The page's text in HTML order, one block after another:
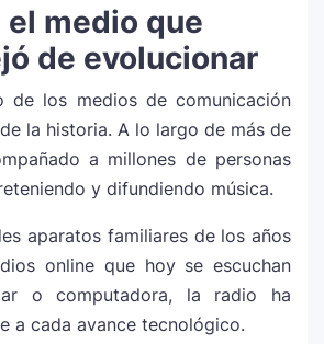
el medio que
de evolucionar
de los medios de comunicación
la historia. A lo largo de más de
a millones de personas
y difundiendo música.
aparatos familiares de los años
online que hoy se escuchan
o computadora, la radio ha
a cada avance tecnológico.